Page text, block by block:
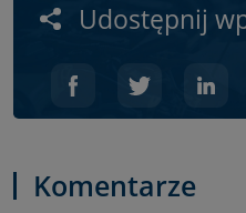
Udostępnij
Komentarze